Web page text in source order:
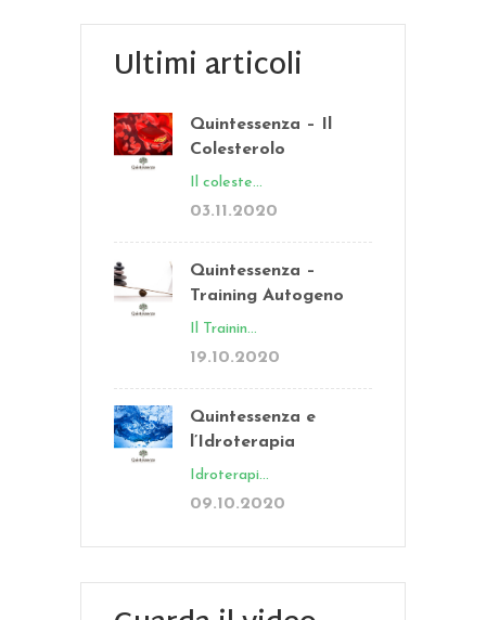
Ultimi articoli
Quintessenza – Il
Colesterolo
Il coleste...
03.11.2020
Quintessenza –
Training Autogeno
Il Trainin...
19.10.2020
Quintessenza e
l’Idroterapia
Idroterapi...
09.10.2020